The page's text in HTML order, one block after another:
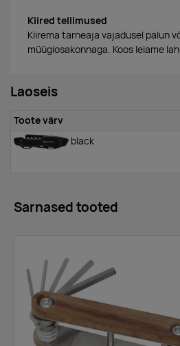
Kiired tellimused
Kiirema tarneaja vajadusel palun
müügiosakonnaga. Koos leiame
Laoseis
Toote värv
black
Sarnased tooted